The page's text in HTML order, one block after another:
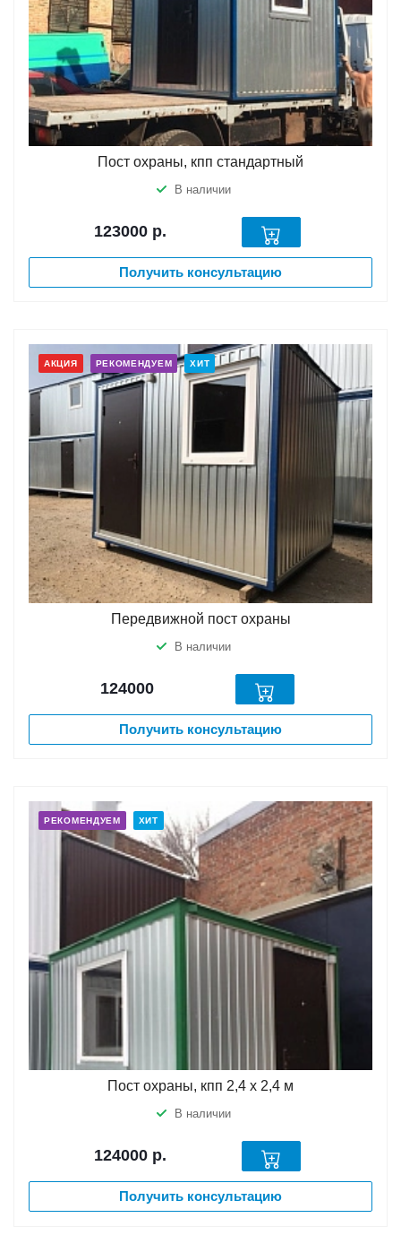
Пост охраны, кпп стандартный
В наличии
123000 р.
Получить консультацию
АКЦИЯ РЕКОМЕНДУЕМ ХИТ
Передвижной пост охраны
В наличии
124000
Получить консультацию
РЕКОМЕНДУЕМ ХИТ
Пост охраны, кпп 2,4 х 2,4 м
В наличии
124000 р.
Получить консультацию